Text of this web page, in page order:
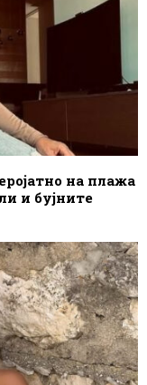
на плажа
и бујните